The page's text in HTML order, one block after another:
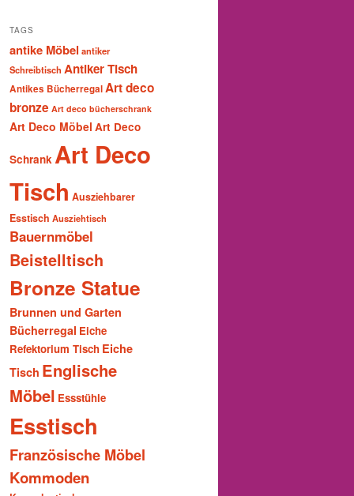
TAGS
antike Möbel antiker
Schreibtisch Antiker Tisch
Antikes BücherregalArt deco
bronze Art deco bücherschrank
Art Deco Möbel Art Deco
Schrank Art Deco
Tisch Ausziehbarer
Esstisch Ausziehtisch
Bauernmöbel
Beistelltisch
Bronze Statue
Brunnen und Garten
Bücherregal Eiche
Refektorium Tisch Eiche
Tisch Englische
Möbel Essstühle
Esstisch
Französische Möbel
Kommoden